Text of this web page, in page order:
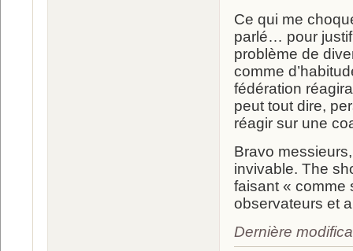
Ce qui me
parlé… pour
problème de
comme
fédération
peut tout dire,
réagir sur une
Bravo
invivable. The
faisant « comme
observateurs et
Dernière